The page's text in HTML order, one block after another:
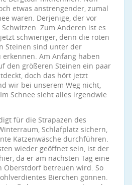
etwas anstrengender, zumal
waren. Derjenige, der vor
Zum Anderen ist es
schwieriger, denn die roten
Steinen sind unter der
erkennen. Am Anfang haben
den größeren Steinen ein paar
doch das hört jetzt
wir bei unserem Weg nicht,
Schnee sieht alles irgendwie
für die Strapazen des
Schlafplatz sichern,
Katzenwäsche durchführen.
wieder geöffnet sein, ist der
da er am nächsten Tag eine
Oberstdorf betreuen wird. So
Bierchen gönnen.